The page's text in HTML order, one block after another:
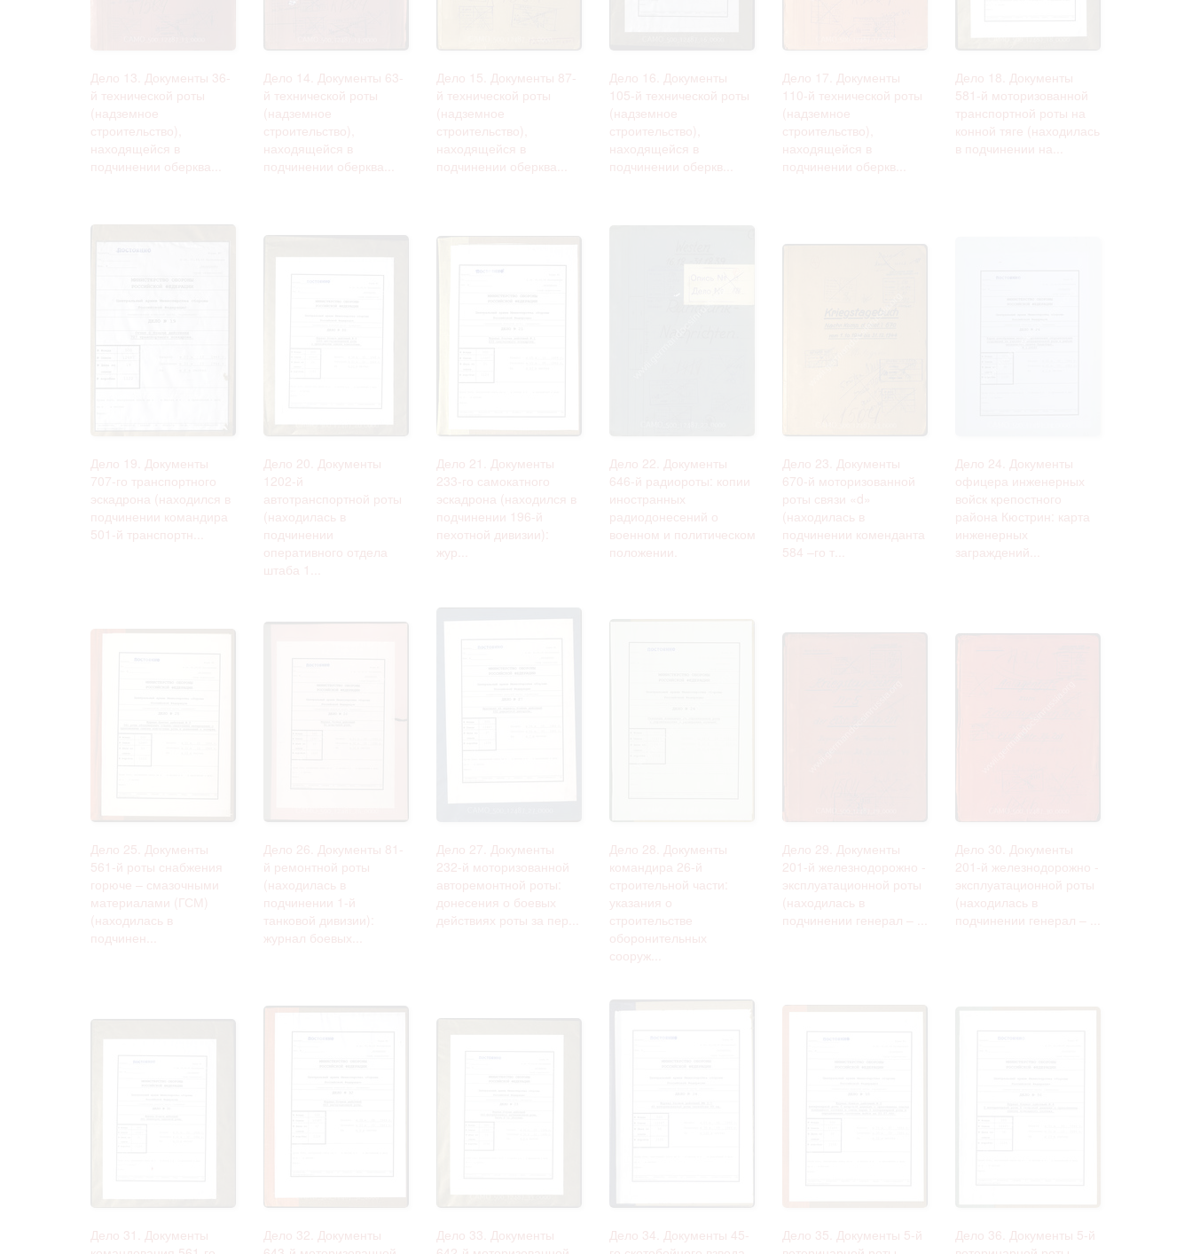
Дело 13. Документы 36-
й технической роты
(надземное
строительство),
находящейся в
подчинении оберква...
Дело 14. Документы 63-
й технической роты
(надземное
строительство),
находящейся в
подчинении оберква...
Дело 15. Документы 87-
й технической роты
(надземное
строительство),
находящейся в
подчинении оберква...
Дело 16. Документы
105-й технической роты
(надземное
строительство),
находящейся в
подчинении оберкв...
Дело 17. Документы
110-й технической роты
(надземное
строительство),
находящейся в
подчинении оберкв...
Дело 18. Документы
581-й моторизованной
транспортной роты на
конной тяге (находилась
в подчинении на...
Дело 19. Документы
707-го транспортного
эскадрона (находился в
подчинении командира
501-й транспортн...
Дело 20. Документы
1202-й
автотранспортной роты
(находилась в
подчинении
оперативного отдела
штаба 1...
Дело 21. Документы
233-го самокатного
эскадрона (находился в
подчинении 196-й
пехотной дивизии):
жур...
Дело 22. Документы
646-й радиороты: копии
иностранных
радиодонесений о
военном и политическом
положении.
Дело 23. Документы
670-й моторизованной
роты связи «d»
(находилась в
подчинении коменданта
584 –го т...
Дело 24. Документы
офицера инженерных
войск крепостного
района Кюстрин: карта
инженерных
заграждений...
Дело 25. Документы
561-й роты снабжения
горюче – смазочными
материалами (ГСМ)
(находилась в
подчинен...
Дело 26. Документы 81-
й ремонтной роты
(находилась в
подчинении 1-й
танковой дивизии):
журнал боевых...
Дело 27. Документы
232-й моторизованной
авторемонтной роты:
донесения о боевых
действиях роты за пер...
Дело 28. Документы
командира 26-й
строительной части:
указания о
строительстве
оборонительных
сооруж...
Дело 29. Документы
201-й железнодорожно -
эксплуатационной роты
(находилась в
подчинении генерал – ...
Дело 30. Документы
201-й железнодорожно -
эксплуатационной роты
(находилась в
подчинении генерал – ...
Дело 31. Документы
Дело 32. Документы
Дело 33. Документы
Дело 34. Документы 45-
Дело 35. Документы 5-й
Дело 36. Документы 5-й